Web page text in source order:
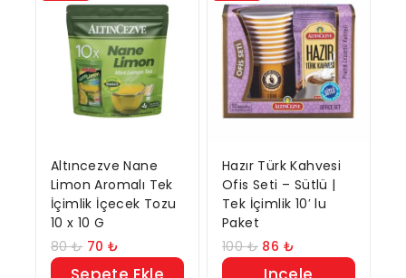
Altıncezve Nane
Limon Aromalı Tek
İçimlik İçecek Tozu
10 x 10 G
80₺ 70₺
Hazır Türk Kahvesi
Ofis Seti – Sütlü |
Tek İçimlik 10′ lu
Paket
100₺ 86 ₺